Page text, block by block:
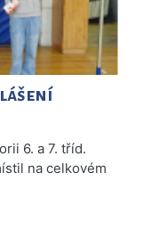
6. a 7. tříd.
na celkovém